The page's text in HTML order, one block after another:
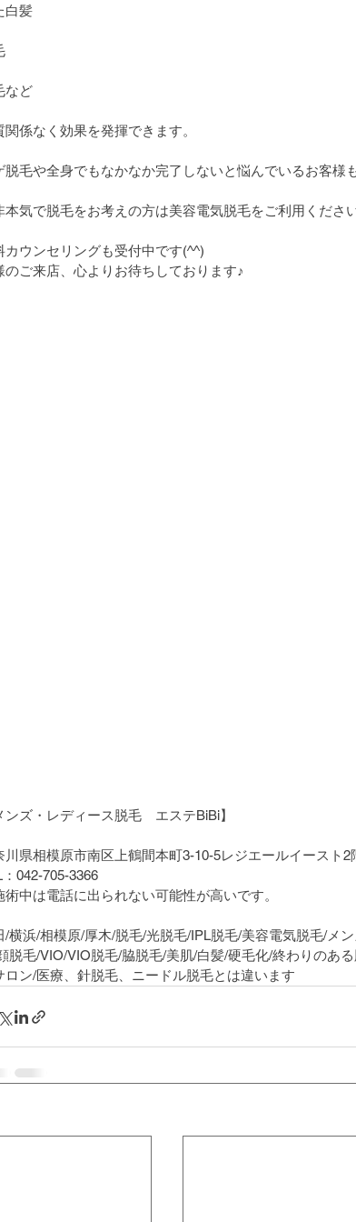
白髪
など
関係なく効果を発揮できます。
脱毛や全身でもなかなか完了しないと悩んでいるお客様
本気で脱毛をお考えの方は美容電気脱毛をご利用ください
カウンセリングも受付中です(^^)
のご来店、心よりお待ちしております♪
ンズ・レディース脱毛　エステBiBi】
川県相模原市南区上鶴間本町3-10-5レジエールイースト2
042-705-3366
中は電話に出られない可能性が高いです。
/横浜/相模原/厚木/脱毛/光脱毛/IPL脱毛/美容電気脱毛/メ
脱毛/VIO/VIO脱毛/脇脱毛/美肌/白髪/硬毛化/終わりのあ
ロン/医療、針脱毛、ニードル脱毛とは違います